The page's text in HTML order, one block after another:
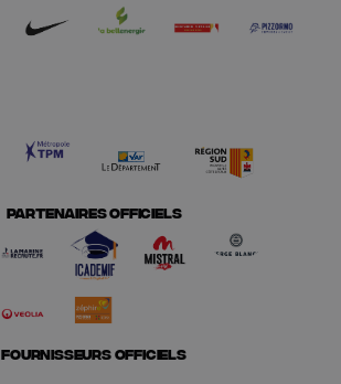
PARTENAIRES OFFICIELS
FOURNISSEURS OFFICIELS